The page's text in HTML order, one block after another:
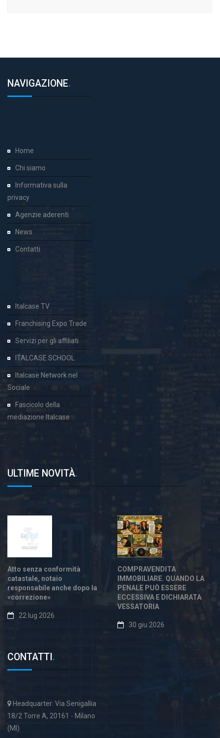
NAVIGAZIONE.
Home
Chi siamo
Informativa sulla
privacy
Agenzie aderenti
News
Contatti
Italcase TV
Franchising Expo Trade
Servizi per gli affiliati
ITALCASE SCHOOL
Italcase Network nel
Sociale
Fascicolo della
mediazione Italcase
ULTIME NOVITÀ.
Atto senza conformità
catastale, notaio
responsabile anche dopo la
«correzione»
22 lug 2026
COMPRAVENDITA
IMMOBILIARE. QUANDO LA
PENALE PUÒ ESSERE
ECCESSIVA E DICHIARATA
VESSATORIA
30 giu 2026
CONTATTI .
Headquarter: Via Senigallia
18/2 Torre A, 20161 - Milano
(MI)